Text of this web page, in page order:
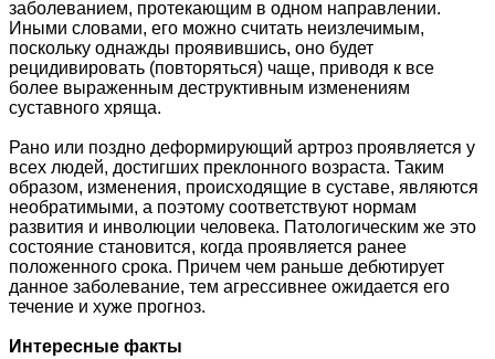
заболеванием, протекающим в одном направлении.
Иными словами, его можно считать неизлечимым,
поскольку однажды проявившись, оно будет
рецидивировать (повторяться) чаще, приводя к все
более выраженным деструктивным изменениям
суставного хряща.
Рано или поздно деформирующий артроз проявляется у
всех людей, достигших преклонного возраста. Таким
образом, изменения, происходящие в суставе, являются
необратимыми, а поэтому соответствуют нормам
развития и инволюции человека. Патологическим же это
состояние становится, когда проявляется ранее
положенного срока. Причем чем раньше дебютирует
данное заболевание, тем агрессивнее ожидается его
течение и хуже прогноз.
Интересные факты